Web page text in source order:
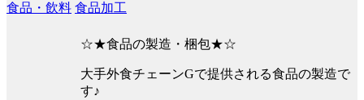
食品・飲料 食品加工
☆★食品の製造・梱包★☆
大手外食チェーンGで提供される食品の製造で
す♪